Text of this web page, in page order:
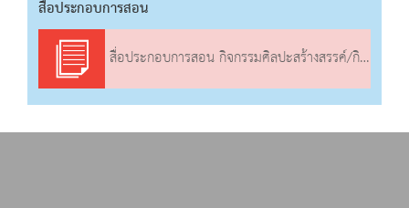
สื่อประกอบการสอน
สื่อประกอบการสอน กิจกรรมศิลปะสร้างสรรค์/กิจกรรมเล่นตามมุม